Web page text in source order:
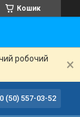
Кошик
робочий
(50) 557-03-52